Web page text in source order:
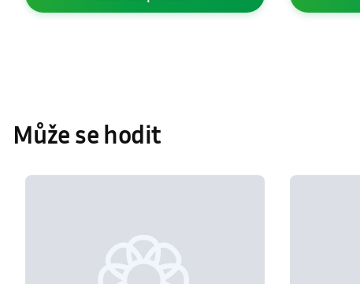
Zobrazitprodukt
Může se hodit